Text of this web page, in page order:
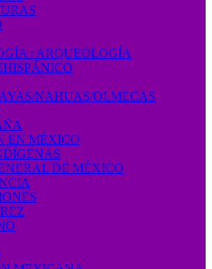
/ ARQUEOLOGÍA
NAHUAS/OLMECAS
EN MÉXICO
DE MÉXICO